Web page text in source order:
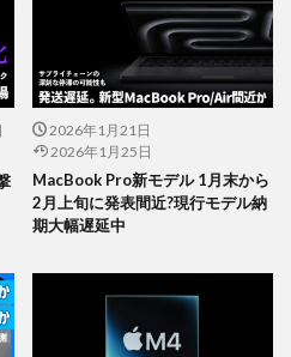
2026年1月21日
2026年1月25日
MacBook Pro新モデル 1月末から
2月上旬に発表間近?現行モデル納
期大幅遅延中